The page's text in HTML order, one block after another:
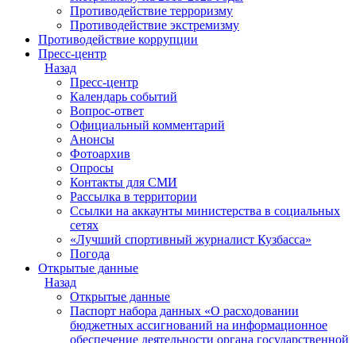
Противодействие терроризму
Противодействие экстремизму
Противодействие коррупции
Пресс-центр
Назад
Пресс-центр
Календарь событий
Вопрос-ответ
Официальный комментарий
Анонсы
Фотоархив
Опросы
Контакты для СМИ
Рассылка в территории
Ссылки на аккаунты министерства в социальных
сетях
«Лучший спортивный журналист Кузбасса»
Погода
Открытые данные
Назад
Открытые данные
Паспорт набора данных «О расходовании
бюджетных ассигнований на информационное
обеспечение деятельности органа государственной